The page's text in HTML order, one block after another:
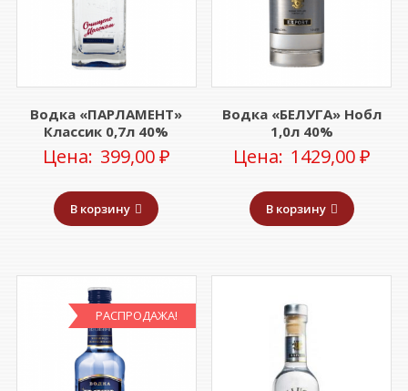
Водка «ПАРЛАМЕНТ»
Классик 0,7л 40%
Цена: 399,00₽
В корзину
Водка «БЕЛУГА» Нобл
1,0л 40%
Цена: 1429,00₽
В корзину
РАСПРОДАЖА!